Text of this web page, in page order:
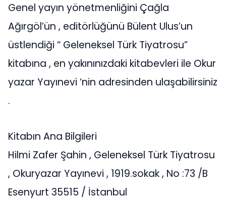
Genel yayın yönetmenliğini Çağla
Ağırgöl’ün , editörlüğünü Bülent Ulus’un
üstlendiği “ Geleneksel Türk Tiyatrosu”
kitabına , en yakınınızdaki kitabevleri ile Okur
yazar Yayınevi ‘nin adresinden ulaşabilirsiniz
.
Kitabın Ana Bilgileri
Hilmi Zafer Şahin , Geleneksel Türk Tiyatrosu
, Okuryazar Yayınevi , 1919.sokak , No :73 /B
Esenyurt 35515 / İstanbul